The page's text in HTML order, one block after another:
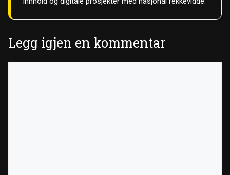
Legg igjen en kommentar